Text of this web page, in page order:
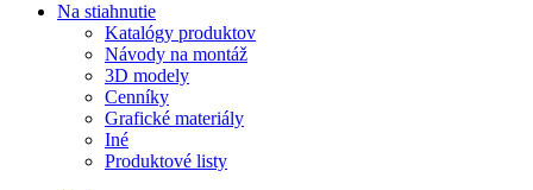
Na stiahnutie
Katalógy produktov
Návody na montáž
3D modely
Cenníky
Grafické materiály
Iné
Produktové listy